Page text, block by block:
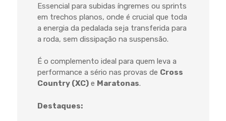
Essencial para subidas íngremes ou sprints
em trechos planos, onde é crucial que toda
a energia da pedalada seja transferida para
a roda, sem dissipação na suspensão.
É o complemento ideal para quem leva a
performance a sério nas provas de Cross
Country (XC)e Maratonas.
Destaques: